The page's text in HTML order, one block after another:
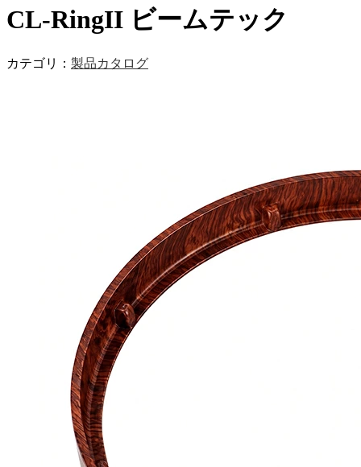
CL-RingII ビームテック
カテゴリ： 製品カタログ